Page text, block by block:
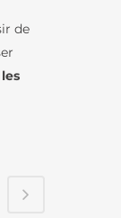
de